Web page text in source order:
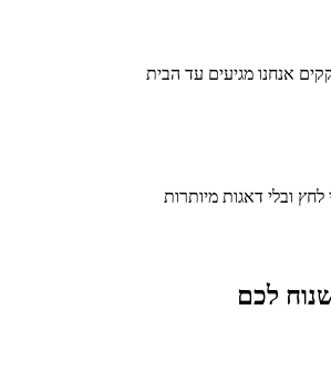
אנחנו מגיעים עד הבית
ובלי דאגות מיותרות
לכם